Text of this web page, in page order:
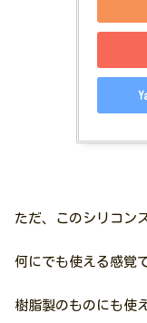
ただ、このシリコン
何にでも使える感覚
樹脂製のものにも使